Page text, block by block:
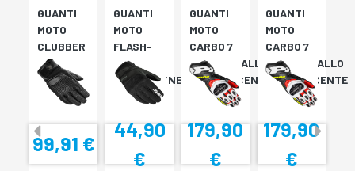
GUANTI
MOTO
CLUBBER
GLOVE
NERO
99,91 €
GUANTI
MOTO
FLASH-
KP
VERDONE/NERO
44,90
€
GUANTI
MOTO
CARBO 7
ROSSO/GIALLO
FLUORESCENTE
179,90
€
GUANTI
MOTO
CARBO 7
ROSSO/GIALLO
FLUORESCENTE
179,90
€